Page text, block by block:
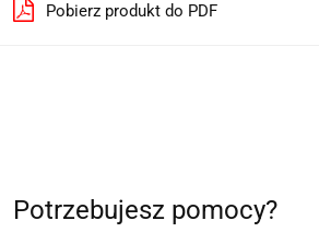
Pobierz produkt do PDF
Potrzebujesz pomocy?